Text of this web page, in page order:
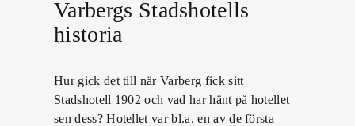
Varbergs Stadshotells
historia
Hur gick det till när Varberg fick sitt
Stadshotell 1902 och vad har hänt på hotellet
sen dess? Hotellet var bl.a. en av de första